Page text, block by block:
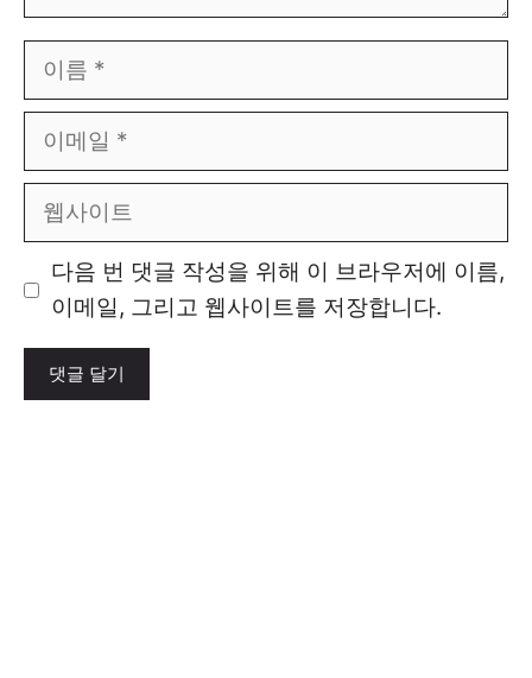
름
메
사
트
다음 번 댓글 작성을 위해 이 브라우저에 이름,
이메일, 그리고 웹사이트를 저장합니다.